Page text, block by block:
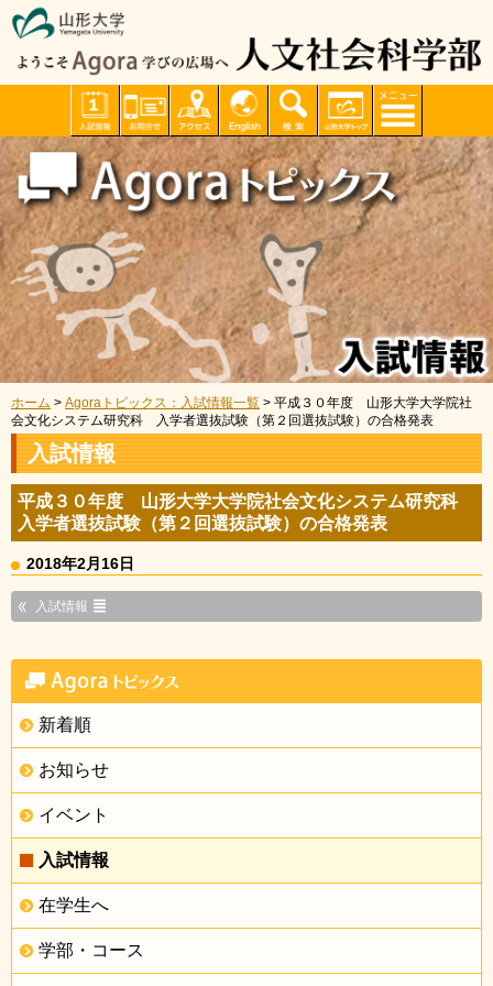
ホーム > Agoraトピックス：入試情報一覧 > 平成３０年度 山形大学大学院社
会文化システム研究科 入学者選抜試験（第２回選抜試験）の合格発表
入試情報
平成３０年度 山形大学大学院社会文化システム研究科
入学者選抜試験（第２回選抜試験）の合格発表
2018年2月16日
入試情報
新着順
お知らせ
イベント
入試情報
在学生へ
学部・コース